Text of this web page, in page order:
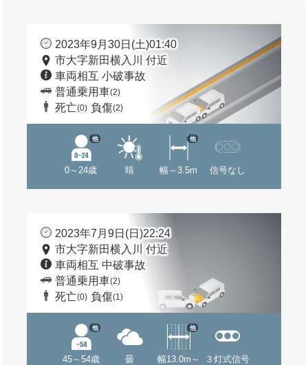
2023年9月30日(土)01:40
市大字新田横入川 付近
車両相互 小破事故
普通乗用車(2)
死亡(0) 負傷(2)
0～24歳
他
晴 幅～3.5m
他
信号なし
2023年7月9日(日)22:24
市大字新田横入川 付近
車両相互 中破事故
普通乗用車(2)
死亡(0) 負傷(1)
45～54歳
他
曇 幅13.0m～
他
３灯式信号